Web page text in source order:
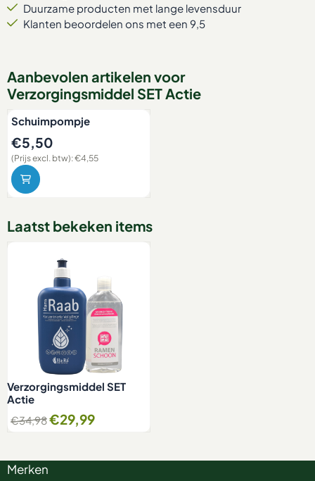
Duurzame producten met lange levensduur
Klanten beoordelen ons met een 9,5
Aanbevolen artikelen voor
Verzorgingsmiddel SET Actie
Schuimpompje
Prijs: 5,50, exclusief btw: 4,55
€5,50
(Prijs excl. btw):€4,55
Laatst bekeken items
Verzorgingsmiddel SET
Actie
€34,98€29,99
Merken